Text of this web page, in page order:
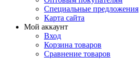
Специальные предложения
Карта сайта
Мой аккаунт
Вход
Корзина товаров
Сравнение товаров